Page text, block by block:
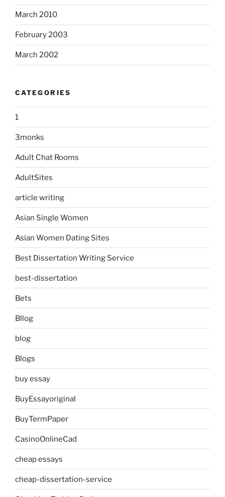
March 2010
February 2003
March 2002
CATEGORIES
1
3monks
Adult Chat Rooms
AdultSites
article writing
Asian Single Women
Asian Women Dating Sites
Best Dissertation Writing Service
best-dissertation
Bets
Bllog
blog
Blogs
buy essay
BuyEssayoriginal
BuyTermPaper
CasinoOnlineCad
cheap essays
cheap-dissertation-service